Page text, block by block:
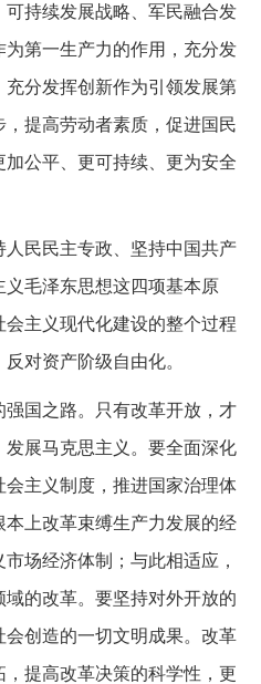
持续发展战略、军民融合发
第一生产力的作用，充分发
分发挥创新作为引领发展第
提高劳动者素质，促进国民
公平、更可持续、更为安全
民民主专政、坚持中国共产
毛泽东思想这四项基本原
主义现代化建设的整个过程
对资产阶级自由化。
国之路。只有改革开放，才
展马克思主义。要全面深化
主义制度，推进国家治理体
上改革束缚生产力发展的经
场经济体制；与此相适应，
的改革。要坚持对外开放的
创造的一切文明成果。改革
提高改革决策的科学性，更